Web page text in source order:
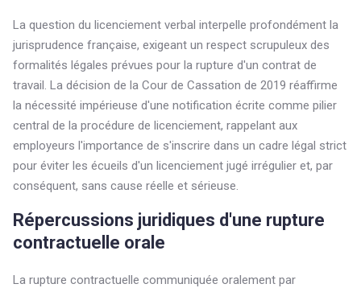
La question du licenciement verbal interpelle profondément la
jurisprudence française, exigeant un respect scrupuleux des
formalités légales prévues pour la rupture d'un contrat de
travail. La décision de la Cour de Cassation de 2019 réaffirme
la nécessité impérieuse d'une notification écrite comme pilier
central de la procédure de licenciement, rappelant aux
employeurs l'importance de s'inscrire dans un cadre légal strict
pour éviter les écueils d'un licenciement jugé irrégulier et, par
conséquent, sans cause réelle et sérieuse.
Répercussions juridiques d'une rupture
contractuelle orale
La rupture contractuelle communiquée oralement par